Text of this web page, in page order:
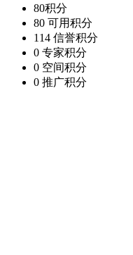
80积分
80 可用积分
114 信誉积分
0 专家积分
0 空间积分
0 推广积分